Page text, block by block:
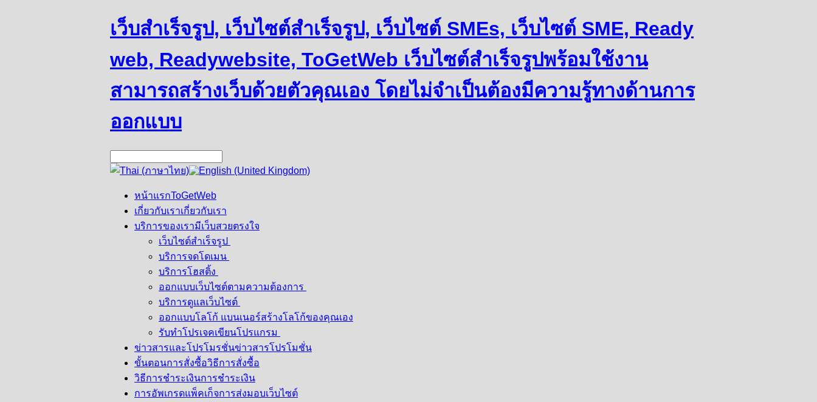
เว็บสำเร็จรูป, เว็บไซต์สำเร็จรูป, เว็บไซต์ SMEs, เว็บไซต์ SME, Ready
web, Readywebsite, ToGetWeb เว็บไซต์สำเร็จรูปพร้อมใช้งาน
สามารถสร้างเว็บด้วยตัวคุณเอง โดยไม่จำเป็นต้องมีความรู้ทางด้านการ
ออกแบบ
หน้าแรกToGetWeb
เกี่ยวกับเราเกี่ยวกับเรา
บริการของเรามีเว็บสวยตรงใจ
เว็บไซต์สำเร็จรูป
บริการจดโดเมน
บริการโฮสติ้ง
ออกแบบเว็บไซต์ตามความต้องการ
บริการดูแลเว็บไซต์
ออกแบบโลโก้ แบนเนอร์สร้างโลโก้ของคุณเอง
รับทำโปรเจคเขียนโปรแกรม
ข่าวสารและโปรโมรชั่นข่าวสารโปรโมชั่น
ขั้นตอนการสั่งซื้อวิธีการสั่งซื้อ
วิธีการชำระเงินการชำระเงิน
การอัพเกรดแพ็คเก็จการส่งมอบเว็บไซต์